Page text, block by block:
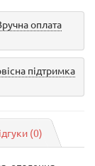
оплата
підтримка
(0)